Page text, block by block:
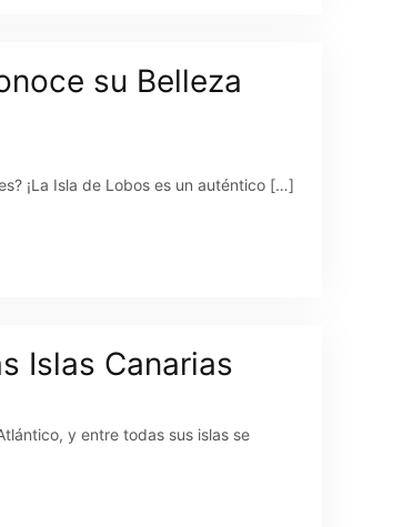
su Belleza
¡La Isla de Lobos es un auténtico […]
Islas Canarias
y entre todas sus islas se